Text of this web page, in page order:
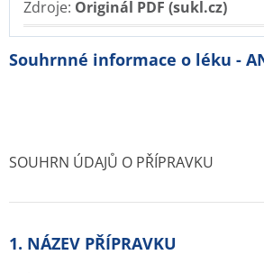
Zdroje: Originál PDF (sukl.cz)
Souhrnné informace o léku -
SOUHRN ÚDAJŮ O PŘÍPRAVKU
1. NÁZEV PŘÍPRAVKU